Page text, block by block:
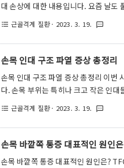
대 손상에 대한 내용입니다. 요즘 날도
다치는 분들도 많이 계시곤 하죠^^ 아
하나입니다. 그만큼 일상 생활에서 엄
인대가 늘어났을 때 나타나는 증상과
format_list_bulleted 근골격계 질환 · 2023. 3. 19. textsms
손목 인대 구조 파열 증상 총정리
손목 인대 구조 파열 증상 총정리 이번
다. 손목 부위는 특히나 크고 작은 인대
정 인대만 다치는 것이 아니라 주변
인대, 바깥쪽 인대 이런식으로 뭉뚱그
라도 어차피 치료 과정은 비슷하기 때
format_list_bulleted 근골격계 질환 · 2023. 3. 19. textsms
손목 바깥쪽 통증 대표적인 원인
손목 바깥쪽 통증 대표적인 원인은?